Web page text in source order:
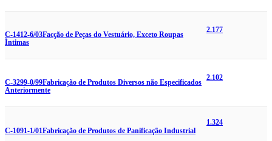
C-1412-6/03Facção de Peças do Vestuário, Exceto Roupas
Íntimas
2.177
C-3299-0/99Fabricação de Produtos Diversos não Especificados
Anteriormente
2.102
C-1091-1/01Fabricação de Produtos de Panificação Industrial
1.324